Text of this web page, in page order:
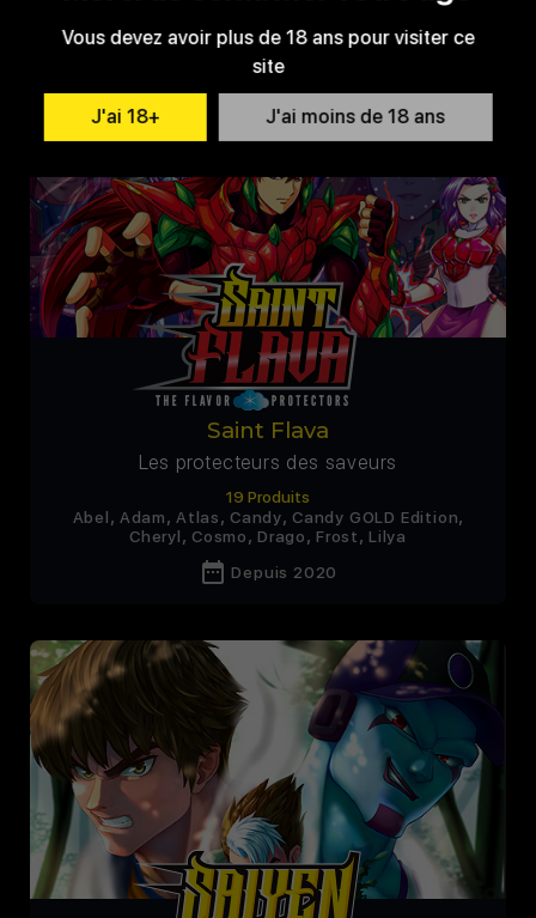
Vous devez avoir plus de 18 ans pour visiter ce
site
J'ai 18+ J'ai moins de 18 ans
Saint Flava
Les protecteurs des saveurs
19 Produits
Abel, Adam, Atlas, Candy, Candy GOLD Edition,
Cheryl, Cosmo, Drago, Frost, Lilya
date_range Depuis 2020